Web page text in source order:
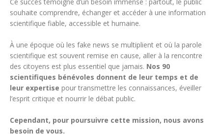
souhaite comprendre, échanger et accéder à une information
scientifique fiable, accessible et humaine.
À une époque où les fake news se multiplient et où la parole
scientifique est souvent remise en cause, aller à la rencontre
des citoyens est plus essentiel que jamais. Nos 90
scientifiques bénévoles donnent de leur temps et de
leur expertise pour transmettre les connaissances, éveiller
l’esprit critique et nourrir le débat public.
Cependant, pour poursuivre cette mission, nous avons
besoin de vous.